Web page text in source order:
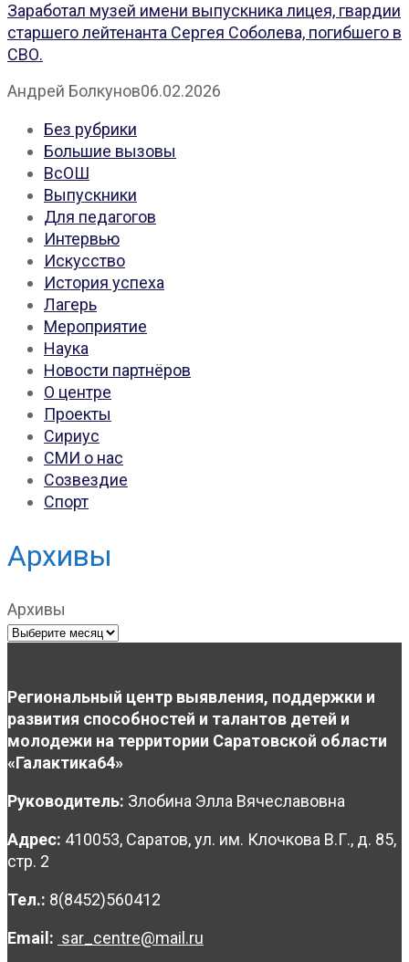
Заработал музей имени выпускника лицея, гвардии
старшего лейтенанта Сергея Соболева, погибшего в
СВО.
Андрей Болкунов06.02.2026
Без рубрики
Большие вызовы
ВсОШ
Выпускники
Для педагогов
Интервью
Искусство
История успеха
Лагерь
Мероприятие
Наука
Новости партнёров
О центре
Проекты
Сириус
СМИ о нас
Созвездие
Спорт
Архивы
Архивы
Региональный центр выявления, поддержки и
развития способностей и талантов детей и
молодежи на территории Саратовской области
«Галактика64»
Руководитель: Злобина Элла Вячеславовна
Адрес: 410053, Саратов, ул. им. Клочкова В.Г., д. 85,
стр. 2
Тел.: 8(8452)560412
Email: sar_centre@mail.ru